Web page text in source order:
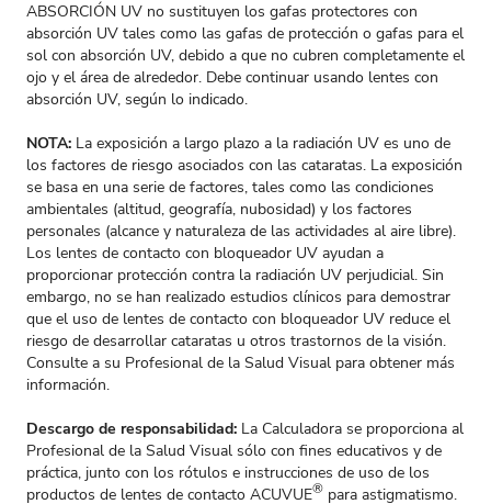
ABSORCIÓN UV no sustituyen los gafas protectores con
absorción UV tales como las gafas de protección o gafas para el
sol con absorción UV, debido a que no cubren completamente el
ojo y el área de alrededor. Debe continuar usando lentes con
absorción UV, según lo indicado.
NOTA: La exposición a largo plazo a la radiación UV es uno de
los factores de riesgo asociados con las cataratas. La exposición
se basa en una serie de factores, tales como las condiciones
ambientales (altitud, geografía, nubosidad) y los factores
personales (alcance y naturaleza de las actividades al aire libre).
Los lentes de contacto con bloqueador UV ayudan a
proporcionar protección contra la radiación UV perjudicial. Sin
embargo, no se han realizado estudios clínicos para demostrar
que el uso de lentes de contacto con bloqueador UV reduce el
riesgo de desarrollar cataratas u otros trastornos de la visión.
Consulte a su Profesional de la Salud Visual para obtener más
información.
Descargo de responsabilidad: La Calculadora se proporciona al
Profesional de la Salud Visual sólo con fines educativos y de
práctica, junto con los rótulos e instrucciones de uso de los
productos de lentes de contacto ACUVUE® para astigmatismo.